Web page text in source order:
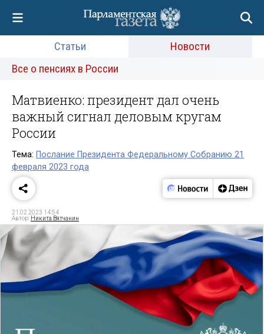
Статьи
Новости
Все о пенсиях в России
Матвиенко: президент дал очень
важный сигнал деловым кругам
России
Тема: Послание Президента Федеральному Собранию 21
февраля 2023 года
21.02.2023 14:54
Автор: Никита Вятчанин